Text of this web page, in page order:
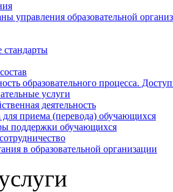
управления образовательной
стандарты
образовательного процесса.
услуги
деятельность
приема (перевода) обучающихся
поддержки обучающихся
в образовательной организации